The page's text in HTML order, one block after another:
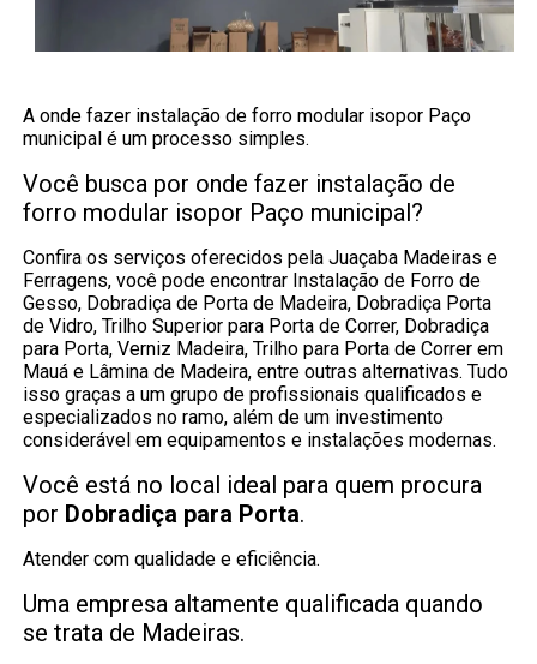
A onde fazer instalação de forro modular isopor Paço
municipal é um processo simples.
Você busca por onde fazer instalação de
forro modular isopor Paço municipal?
Confira os serviços oferecidos pela Juaçaba Madeiras e
Ferragens, você pode encontrar Instalação de Forro de
Gesso, Dobradiça de Porta de Madeira, Dobradiça Porta
de Vidro, Trilho Superior para Porta de Correr, Dobradiça
para Porta, Verniz Madeira, Trilho para Porta de Correr em
Mauá e Lâmina de Madeira, entre outras alternativas. Tudo
isso graças a um grupo de profissionais qualificados e
especializados no ramo, além de um investimento
considerável em equipamentos e instalações modernas.
Você está no local ideal para quem procura
por Dobradiça para Porta.
Atender com qualidade e eficiência.
Uma empresa altamente qualificada quando
se trata de Madeiras.